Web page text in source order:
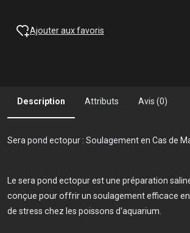
Ajouter aux favoris
Description Attributs Avis (0)
Sera pond ectopur : Soulagement en Cas de
Le sera pond ectopur est une préparation
conçue pour offrir un soulagement efficace
de stress chez les poissons d'aquarium.